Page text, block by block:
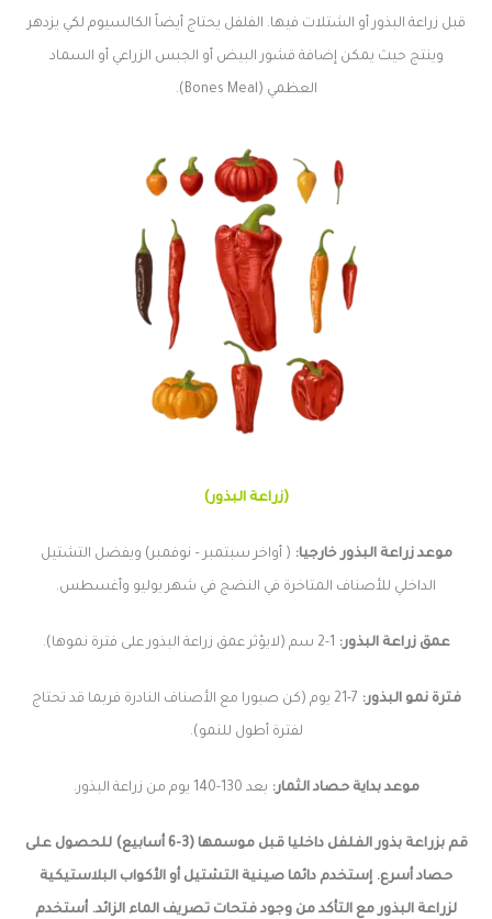
قبل زراعة البذور أو الشتلات فيها. الفلفل يحتاج أيضاً الكالسيوم لكي يزدهر
وينتج حيث يمكن إضافة قشور البيض أو الجبس الزراعي أو السماد
العظمي (Bones Meal).
(زراعة البذور)
موعد زراعة البذور خارجيا: ( أواخر سبتمبر – نوفمبر) ويفضل التشتيل
الداخلي للأصناف المتاخرة في النضج في شهر يوليو وأغسطس.
عمق زراعة البذور:
فترة نمو البذور: 7-21 يوم (كن صبورا مع الأصناف النادرة فربما قد تحتاج
لفترة أطول للنمو).
موعد بداية حصاد الثمار: بعد 130-140 يوم من زراعة البذور.
قم بزراعة بذور الفلفل داخليا قبل موسمها (3-6 أسابيع) للحصول على
حصاد أسرع. إستخدم دائما صينية التشتيل أو الأكواب البلاستيكية
لزراعة البذور مع التأكد من وجود فتحات تصريف الماء الزائد. أستخدم